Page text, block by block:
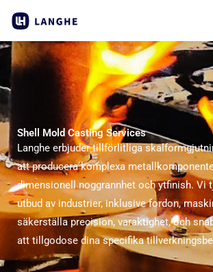
innehåll
Shell Mold Casting Services
Langhe erbjuder tillförlitliga
att producera komplexa
dimensionell noggrannhet och ytfinish. Vi
utbud av industrier, inklusive fordon,
säkerställa precision, varaktighet, och
att tillgodose dina specifika